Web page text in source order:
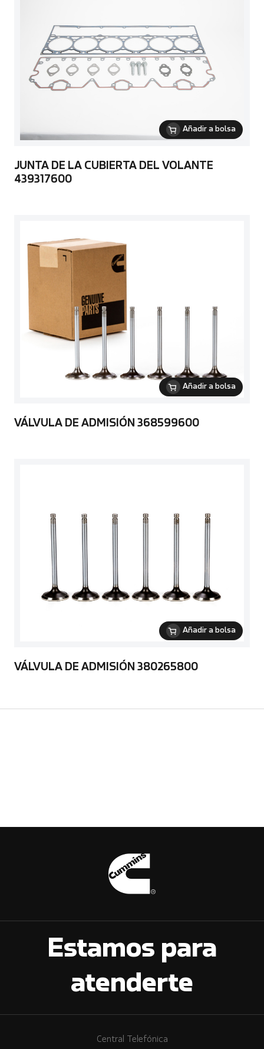
Añadir a bolsa
JUNTA DE LA CUBIERTA DEL VOLANTE
439317600
Añadir a bolsa
VÁLVULA DE ADMISIÓN 368599600
Añadir a bolsa
VÁLVULA DE ADMISIÓN 380265800
Estamos para
atenderte
Central Telefónica